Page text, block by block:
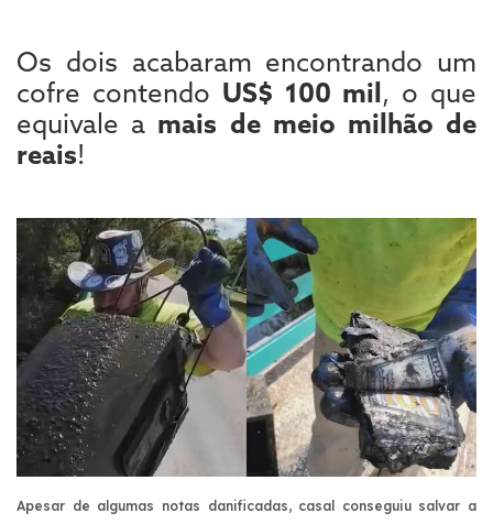
Os dois acabaram encontrando um
cofre contendo US$ 100 mil, o que
equivale a mais de meio milhão de
reais!
Apesar de algumas notas danificadas, casal conseguiu salvar a